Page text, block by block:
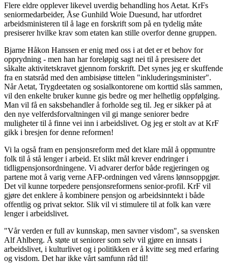
Flere eldre opplever likevel uverdig behandling hos Aetat. KrFs
seniormedarbeider, Åse Gunhild Woie Duesund, har utfordret
arbeidsministeren til å lage en forskrift som på en tydelig måte
presiserer hvilke krav som etaten kan stille overfor denne gruppen.
Bjarne Håkon Hanssen er enig med oss i at det er et behov for
opprydning - men han har foreløpig sagt nei til å presisere det
såkalte aktivitetskravet gjennom forskrift. Det synes jeg er skuffende
fra en statsråd med den ambisiøse tittelen "inkluderingsminister".
Når Aetat, Trygdeetaten og sosialkontorene om korttid slås sammen,
vil den enkelte bruker kunne gis bedre og mer helhetlig oppfølging.
Man vil få en saksbehandler å forholde seg til. Jeg er sikker på at
den nye velferdsforvaltningen vil gi mange seniorer bedre
muligheter til å finne vei inn i arbeidslivet. Og jeg er stolt av at KrF
gikk i bresjen for denne reformen!
Vi la også fram en pensjonsreform med det klare mål å oppmuntre
folk til å stå lenger i arbeid. Et slikt mål krever endringer i
tidligpensjonsordningene. Vi advarer derfor både regjeringen og
partene mot å varig verne AFP-ordningen ved vårens lønnsoppgjør.
Det vil kunne torpedere pensjonsreformens senior-profil. KrF vil
gjøre det enklere å kombinere pensjon og arbeidsinntekt i både
offentlig og privat sektor. Slik vil vi stimulere til at folk kan være
lenger i arbeidslivet.
"Vår verden er full av kunnskap, men savner visdom", sa svensken
Alf Ahlberg. Å støte ut seniorer som selv vil gjøre en innsats i
arbeidslivet, i kulturlivet og i politikken er å kvitte seg med erfaring
og visdom. Det har ikke vårt samfunn råd til!